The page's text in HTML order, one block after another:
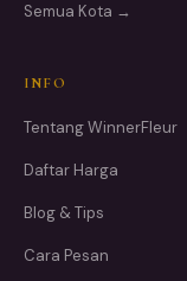
Semua Kota →
INFO
Tentang WinnerFleur
Daftar Harga
Blog & Tips
Cara Pesan